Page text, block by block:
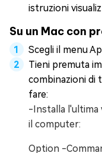
istruzioni
Su un Mac con
Scegli il menu
Tieni premuta
combinazioni di
fare:
-Installa l'ultima
il computer:
Option -